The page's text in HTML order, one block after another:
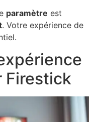
paramètre est
. Votre expérience de
Firestick